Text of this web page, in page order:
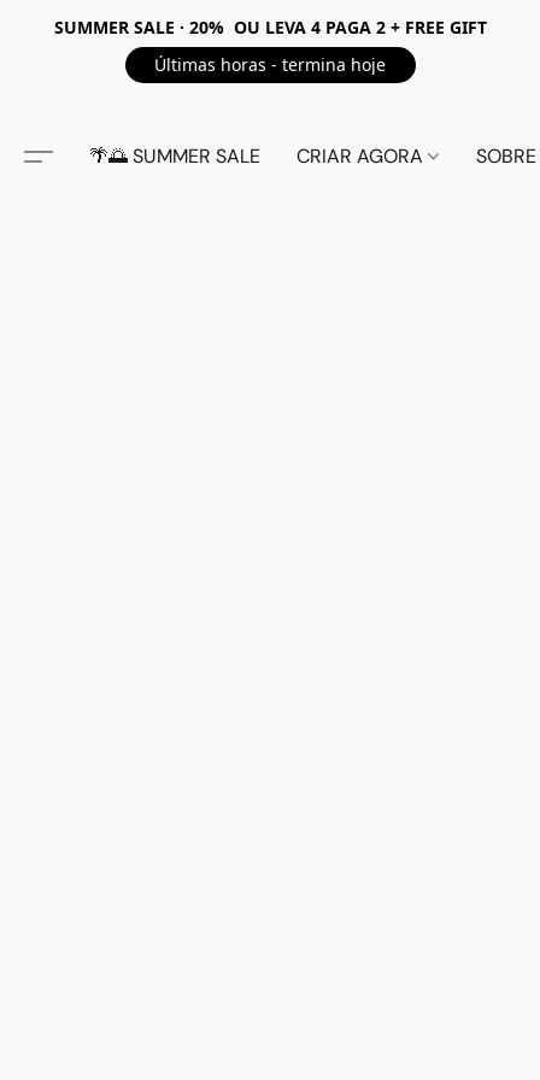
SUMMER SALE · 20% OU LEVA 4 PAGA 2 + FREE GIFT
Últimas horas - termina hoje
🌴🌅 SUMMER SALE CRIAR AGORA